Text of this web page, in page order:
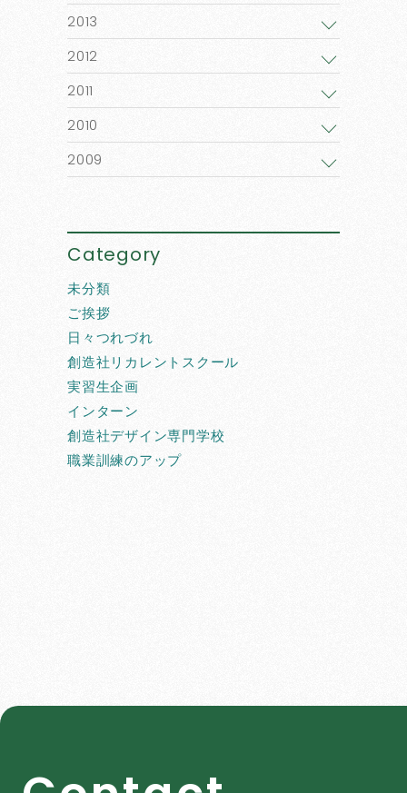
2013
2012
2011
2010
2009
Category
未分類
ご挨拶
日々つれづれ
創造社リカレントスクール
実習生企画
インターン
創造社デザイン専門学校
職業訓練のアップ